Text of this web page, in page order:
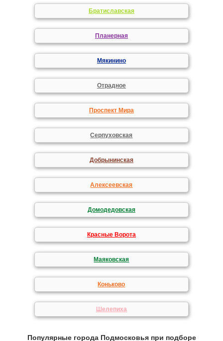
Братиславская
Планерная
Мякинино
Отрадное
Проспект Мира
Серпуховская
Добрынинская
Алексеевская
Домодедовская
Красные Ворота
Маяковская
Коньково
Шелепиха
Популярные города Подмосковья при подборе